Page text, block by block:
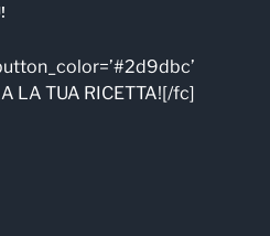
LA TUA RICETTA![/fc]